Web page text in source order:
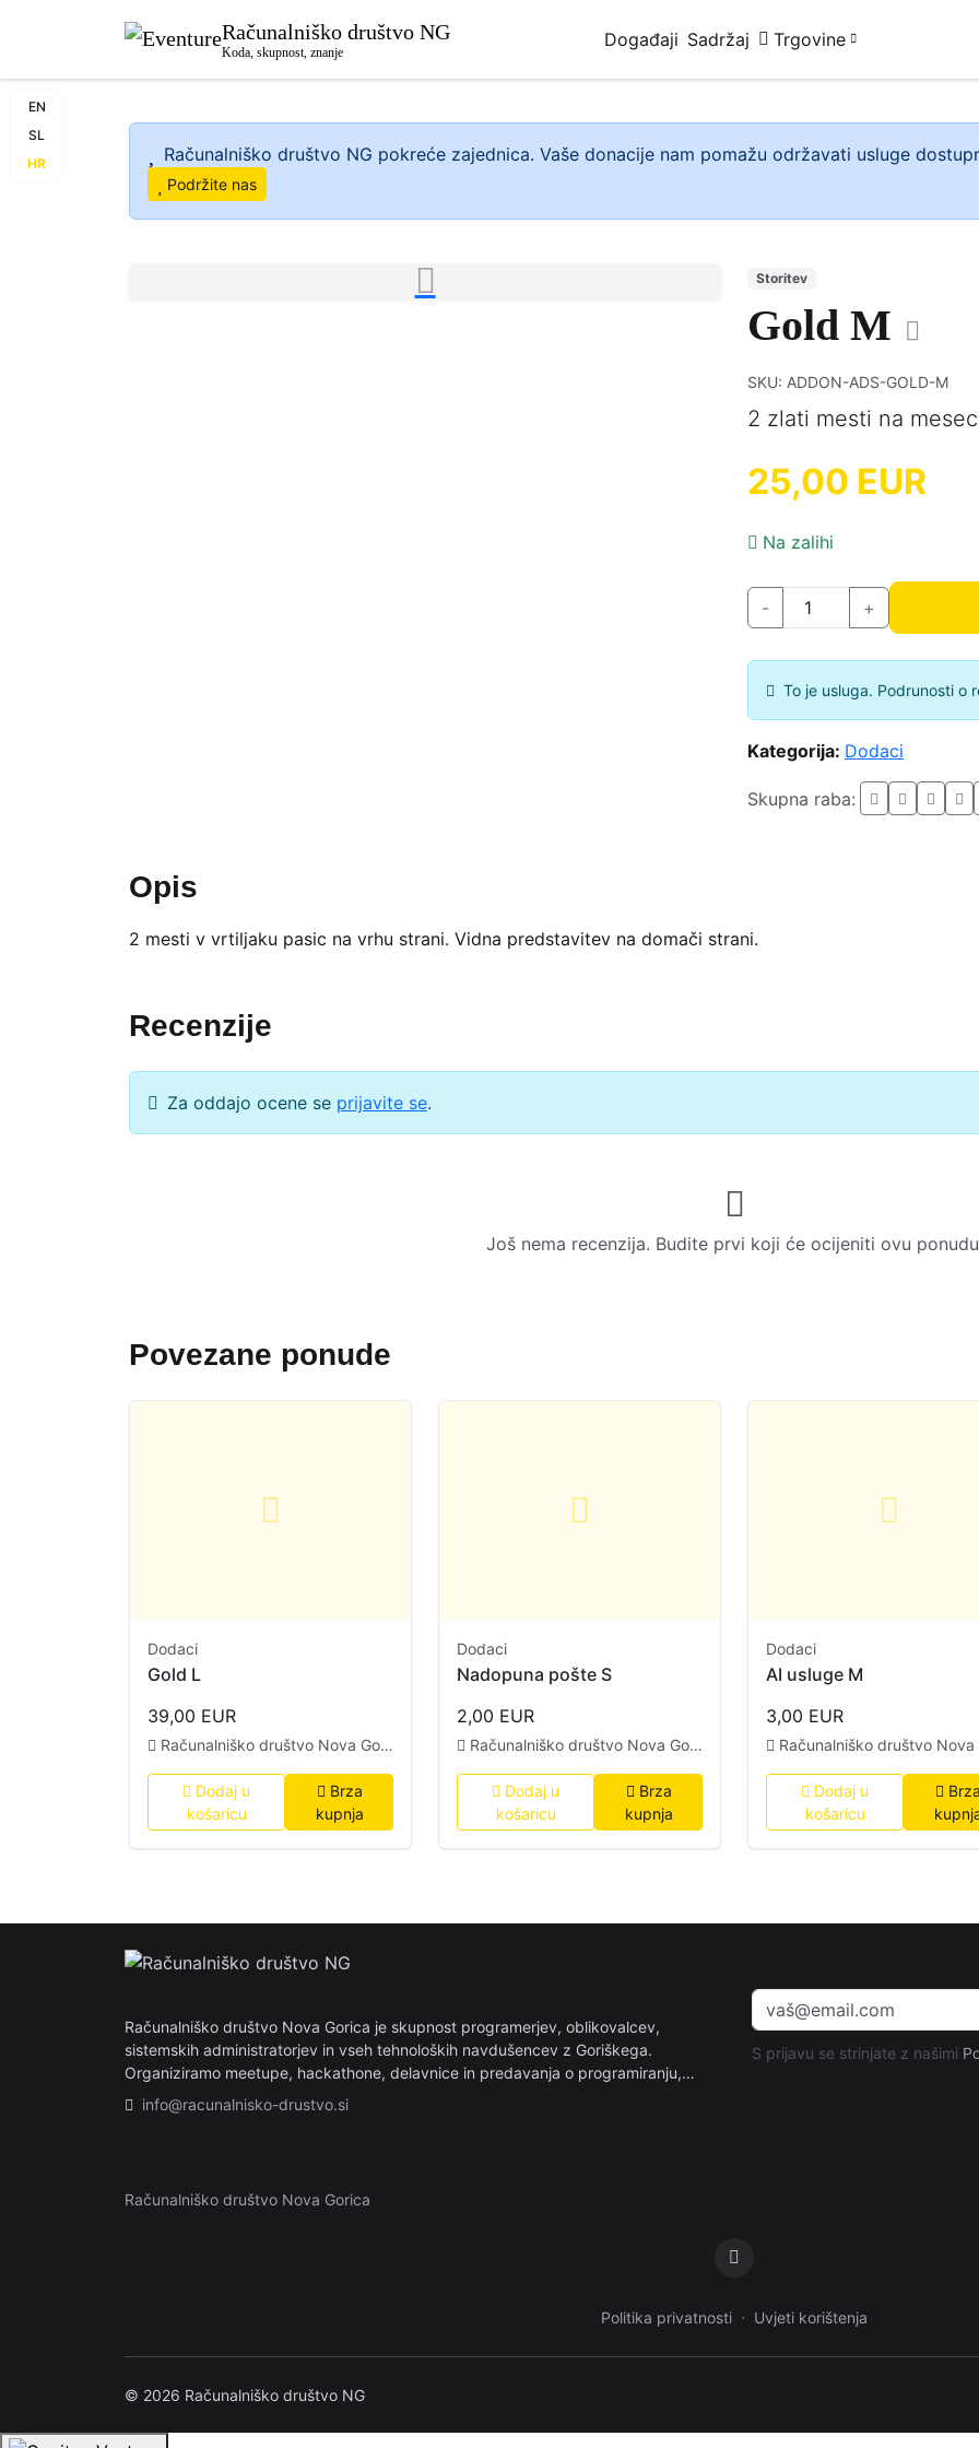
Računalniško društvo NG
Koda, skupnost, znanje
Događaji Sadržaj Trgovine
Računalniško društvo NG pokreće zajednica. Vaše donacije nam pomažu održavati usluge
Podržite nas
Storitev
Gold M
SKU: ADDON-ADS-GOLD-M
2 zlati mesti na
25,00 EUR
Na zalihi
- +
To je usluga. Podrunosti o
Kategorija: Dodaci
Skupna raba:
Opis
2 mesti v vrtiljaku pasic na vrhu strani. Vidna predstavitev na domači strani.
Recenzije
Za oddajo ocene se prijavite se.
Još nema recenzija. Budite prvi koji će ocijeniti ovu
Povezane ponude
Dodaci
Gold L
39,00 EUR
Računalniško društvo Nova Gorica
Dodaj u
košaricu
Brza
kupnja
Dodaci
Nadopuna pošte S
2,00 EUR
Računalniško društvo Nova Gorica
Dodaj u
košaricu
Brza
kupnja
Dodaci
AI usluge M
3,00 EUR
Računalniško društvo Nova
Dodaj u
košaricu
Računalniško društvo Nova Gorica je skupnost programerjev, oblikovalcev,
sistemskih administratorjev in vseh tehnoloških navdušencev z Goriškega.
Organiziramo meetupe, hackathone, delavnice in predavanja o programiranju,…
info@racunalnisko-drustvo.si
S prijavu se strinjate z našimi
Računalniško društvo Nova Gorica
Politika privatnosti · Uvjeti korištenja
© 2026 Računalniško društvo NG
EN
SL
HR